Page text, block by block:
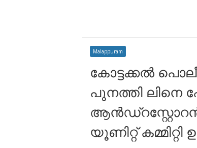
Malappuram
കോട്ടക്കൽ
പുനത്തി ലിനെ
യൂണിറ്റ്